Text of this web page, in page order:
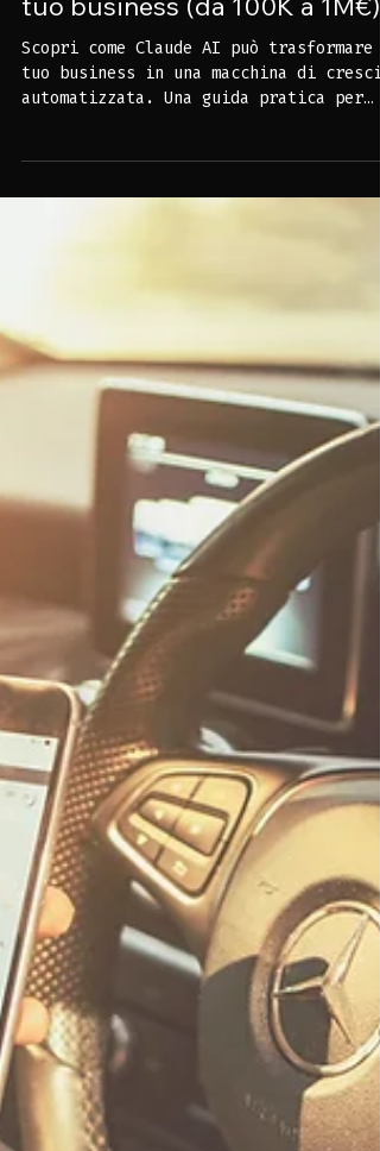
definitiva per trasformare il
tuo business (da 100K a 1M€)
Scopri come Claude AI può trasformare
fatturato, ottimizzare processi e